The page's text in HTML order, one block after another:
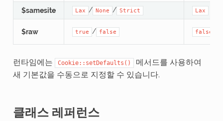
$samesite Lax / None / Strict Lax
$raw true / false false
런타임에는 Cookie::setDefaults()
메서드를 사용하여
새 기본값을 수동으로 지정할 수 있습니다.
클래스 레퍼런스